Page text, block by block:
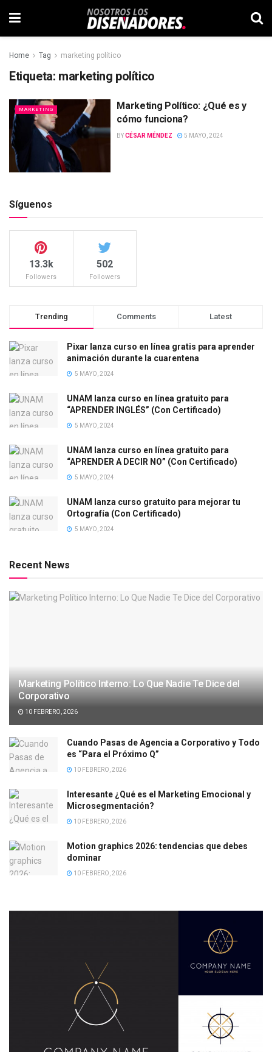
Home Tag marketing político
Etiqueta: marketing político
MARKETING
Marketing Político: ¿Qué es y
cómo funciona?
BYCÉSAR MÉNDEZ 5 MAYO, 2024
Síguenos
13.3k
Followers
502
Followers
Trending Comments Latest
Pixar lanza curso en línea gratis para aprender
animación durante la cuarentena
5 MAYO, 2024
UNAM lanza curso en línea gratuito para
“APRENDER INGLÉS” (Con Certificado)
5 MAYO, 2024
UNAM lanza curso en línea gratuito para
“APRENDER A DECIR NO” (Con Certificado)
5 MAYO, 2024
UNAM lanza curso gratuito para mejorar tu
Ortografía (Con Certificado)
5 MAYO, 2024
Recent News
Marketing Político Interno: Lo Que Nadie Te Dice del
Corporativo
10 FEBRERO, 2026
Cuando Pasas de Agencia a Corporativo y Todo
es “Para el Próximo Q”
10 FEBRERO, 2026
Interesante ¿Qué es el Marketing Emocional y
Microsegmentación?
10 FEBRERO, 2026
Motion graphics 2026: tendencias que debes
dominar
10 FEBRERO, 2026